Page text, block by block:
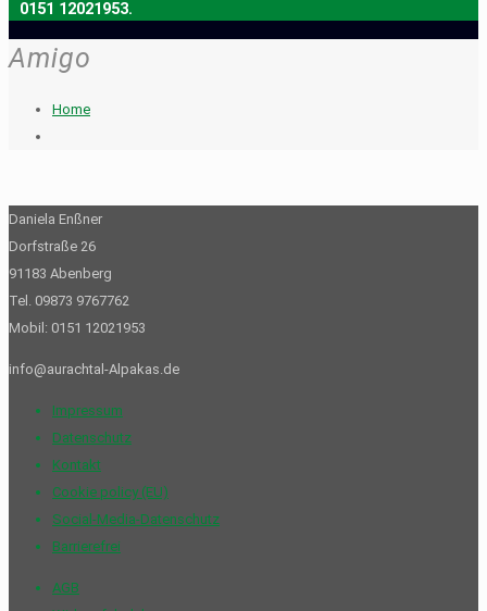
Amigo
Home
Daniela Enßner
Dorfstraße 26
91183 Abenberg
Tel. 09873 9767762
Mobil: 0151 12021953
info@aurachtal-Alpakas.de
Impressum
Datenschutz
Kontakt
Cookie policy (EU)
Social-Media-Datenschutz
Barrierefrei
AGB